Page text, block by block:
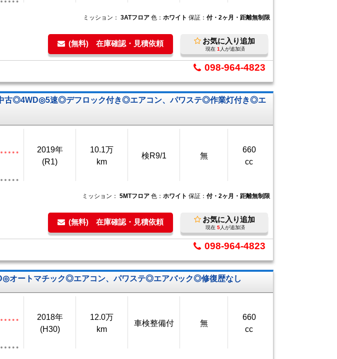
ミッション： 3ATフロア 色： ホワイト 保証： 付・2ヶ月・距離無制限
(無料) 在庫確認・見積依頼 お気に入り追加
現在 1 人が追加済
098-964-4823
古◎4WD◎5速◎デフロック付き◎エアコン、パワステ◎作業灯付き◎エ
2019年
(R1)
10.1万
km
検R9/1 無
660
cc
ミッション： 5MTフロア 色： ホワイト 保証： 付・2ヶ月・距離無制限
(無料) 在庫確認・見積依頼 お気に入り追加
現在 5人が追加済
098-964-4823
オートマチック◎エアコン、パワステ◎エアバック◎修復歴なし
2018年
(H30)
12.0万
km
車検整備付 無
660
cc